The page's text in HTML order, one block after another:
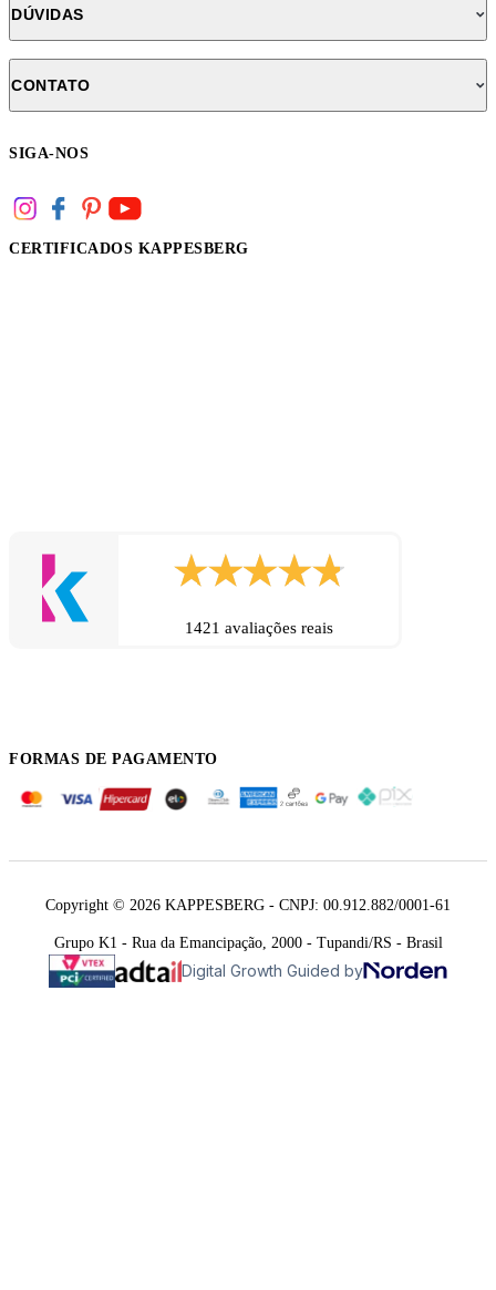
DÚVIDAS
CONTATO
SIGA-NOS
CERTIFICADOS KAPPESBERG
1421 avaliações reais
FORMAS DE PAGAMENTO
Copyright © 2026 KAPPESBERG - CNPJ: 00.912.882/0001-61
Grupo K1 - Rua da Emancipação, 2000 - Tupandi/RS - Brasil
Digital Growth Guided by